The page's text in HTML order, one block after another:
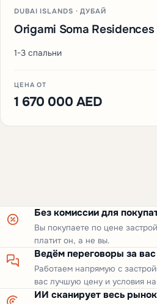
DUBAI ISLANDS · ДУБАЙ
Origami Soma Residences
1-3 спальни
ЦЕНА ОТ
1 670 000 AED
Без комиссии для
Вы покупаете по цене
платит он, а не вы.
Ведём переговоры за вас
Работаем напрямую с
вас лучшую цену и условия
ИИ сканирует весь рынок